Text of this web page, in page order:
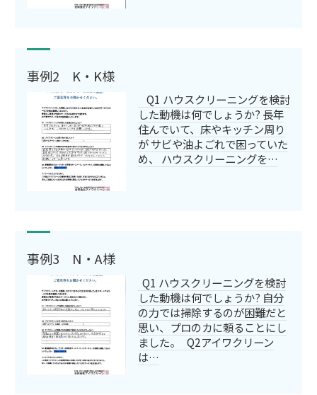
事例2 K・K様
Q1 ハウスクリーニングを検討
した動機は何でしょうか? 長年
住んでいて、床やキッチン周り
が サビや油よごれで困っていた
め、 ハウスクリーニングを…
事例3 N・A様
Q1 ハウスクリーニングを検討
した動機は何でしょうか? 自分
の力では掃除するのが困難だと
思い、プロのカに頼ることにし
ました。 Q2アイワクリーン
は…